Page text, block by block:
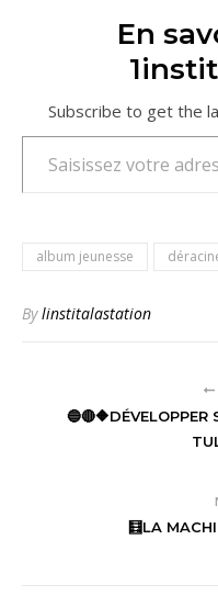
En
Subscribe to get the
Saisissez votre adresse
album jeunesse
Bylinstitalastation
🔵🔴🔶DÉVELOPPER
🧮LA